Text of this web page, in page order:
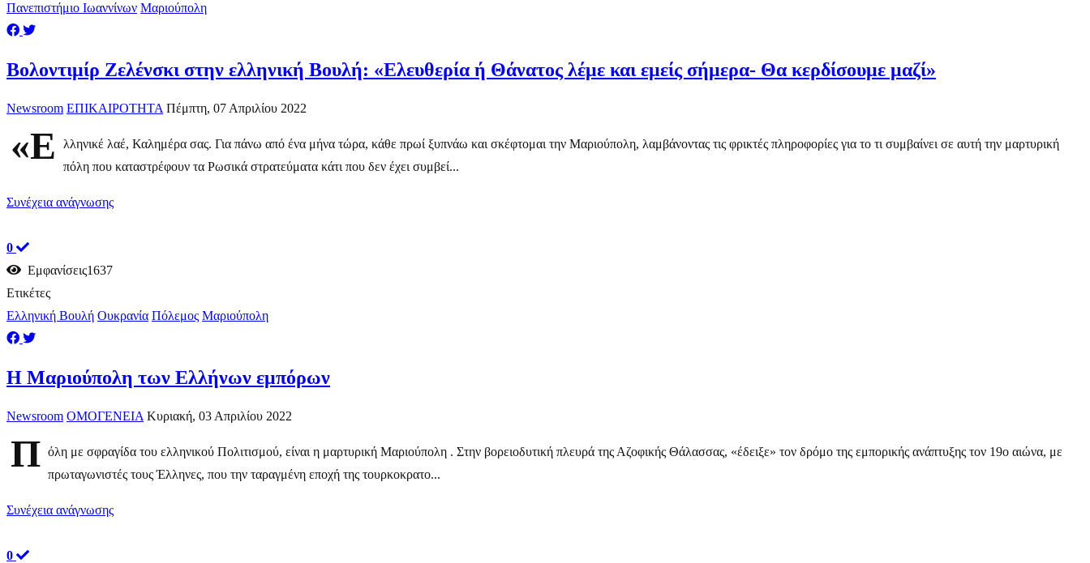
Πανεπιστήμιο Ιωαννίνων Μαριούπολη
Βολοντιμίρ Ζελένσκι στην ελληνική Βουλή: «Ελευθερία ή Θάνατος λέμε και εμείς σήμερα- Θα κερδίσουμε μαζί»
Newsroom ΕΠΙΚΑΙΡΟΤΗΤΑ Πέμπτη, 07 Απριλίου 2022
«Ε
λληνικέ λαέ, Καλημέρα σας. Για πάνω από ένα μήνα τώρα, κάθε πρωί ξυπνάω και σκέφτομαι την Μαριούπολη, λαμβάνοντας τις φρικτές πληροφορίες για το τι συμβαίνει σε αυτή την μαρτυρική
πόλη που καταστρέφουν τα Ρωσικά στρατεύματα κάτι που δεν έχει συμβεί...
Συνέχεια ανάγνωσης
0
Εμφανίσεις1637
Ετικέτες
Ελληνική Βουλή Ουκρανία Πόλεμος Μαριούπολη
Η Μαριούπολη των Ελλήνων εμπόρων
Newsroom ΟΜΟΓΕΝΕΙΑ Κυριακή, 03 Απριλίου 2022
Π όλη με σφραγίδα του ελληνικού Πολιτισμού, είναι η μαρτυρική Μαριούπολη . Στην βορειοδυτική πλευρά της Αζοφικής Θάλασσας, «έδειξε» τον δρόμο της εμπορικής ανάπτυξης τον 19ο αιώνα, με
πρωταγωνιστές τους Έλληνες, που την ταραγμένη εποχή της τουρκοκρατο...
Συνέχεια ανάγνωσης
0